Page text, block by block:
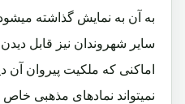
به آن به نمایش گذاشته
سایر شهروندان نیز قابل
اماکنی که ملکیت پیروان
نمیتواند نمادهای مذهبی